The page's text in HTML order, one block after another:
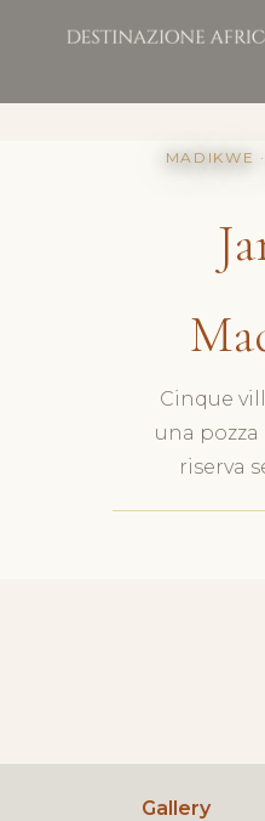
MADIKWE
Cinque
una pozza
riserva
Gallery